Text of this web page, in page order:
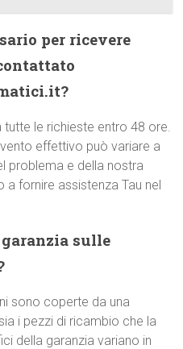
per ricevere
le richieste entro 48 ore.
effettivo può variare a
problema e della nostra
fornire assistenza Tau nel
sulle
sono coperte da una
i pezzi di ricambio che la
della garanzia variano in